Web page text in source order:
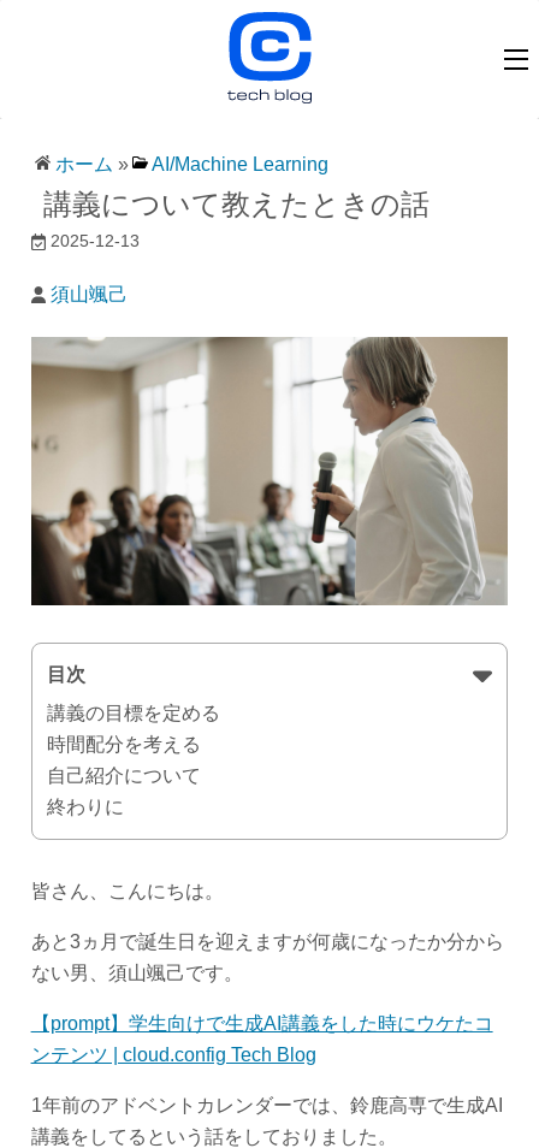
ホーム » AI/Machine Learning
講義について教えたときの話
2025-12-13
須山颯己
目次
講義の目標を定める
時間配分を考える
自己紹介について
終わりに
皆さん、こんにちは。
あと3ヵ月で誕生日を迎えますが何歳になったか分から
ない男、須山颯己です。
【prompt】学生向けで生成AI講義をした時にウケたコ
ンテンツ | cloud.config Tech Blog
1年前のアドベントカレンダーでは、鈴鹿高専で生成AI
講義をしてるという話をしておりました。